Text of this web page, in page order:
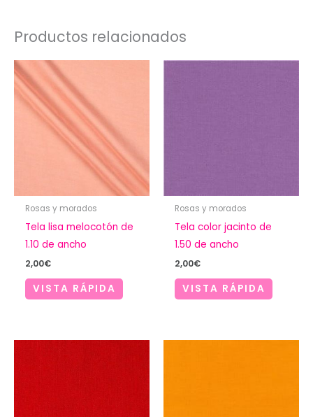
Productos relacionados
Rosas y morados
Tela lisa melocotón de
1.10 de ancho
2,00€
VISTA RÁPIDA
Rosas y morados
Tela color jacinto de
1.50 de ancho
2,00€
VISTA RÁPIDA